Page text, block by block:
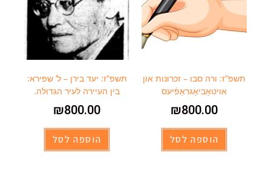
תשפ”ז: ורה סבו – זכרונות און
אויטאָביאָגראַפֿיעס
₪800.00
הוספה לסל
תשפ”ז: יעד בירן – ל’ שפירא:
בין העיירה לעיר הגדולה.
₪800.00
הוספה לסל